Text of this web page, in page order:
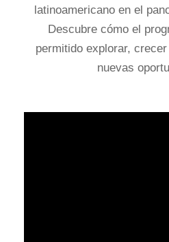
latinoamericano en el
Descubre cómo el
permitido explorar,
nuevas